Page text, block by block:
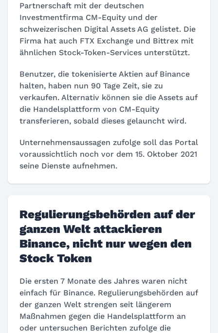
Partnerschaft mit der deutschen
Investmentfirma CM-Equity und der
schweizerischen Digital Assets AG gelistet. Die
Firma hat auch FTX Exchange und Bittrex mit
ähnlichen Stock-Token-Services unterstützt.
Benutzer, die tokenisierte Aktien auf Binance
halten, haben nun 90 Tage Zeit, sie zu
verkaufen. Alternativ können sie die Assets auf
die Handelsplattform von CM-Equity
transferieren, sobald dieses gelauncht wird.
Unternehmensaussagen zufolge soll das Portal
voraussichtlich noch vor dem 15. Oktober 2021
seine Dienste aufnehmen.
Regulierungsbehörden auf der
ganzen Welt attackieren
Binance, nicht nur wegen den
Stock Token
Die ersten 7 Monate des Jahres waren nicht
einfach für Binance. Regulierungsbehörden auf
der ganzen Welt strengen seit längerem
Maßnahmen gegen die Handelsplattform an
oder untersuchen Berichten zufolge die